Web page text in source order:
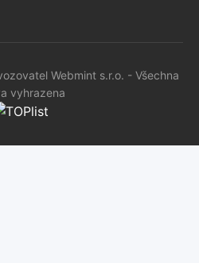
Webmint s.r.o. - Všechna
vyhrazena